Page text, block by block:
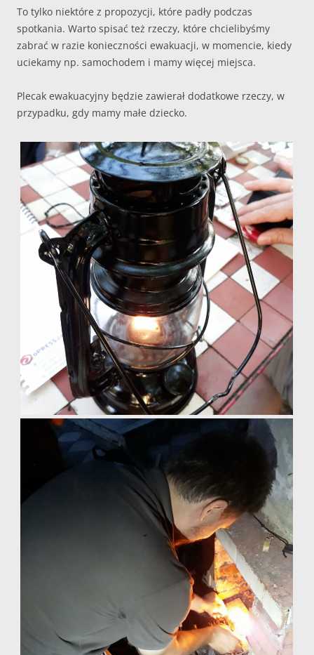
To tylko niektóre z propozycji, które padły podczas
spotkania. Warto spisać też rzeczy, które chcielibyśmy
zabrać w razie konieczności ewakuacji, w momencie, kiedy
uciekamy np. samochodem i mamy więcej miejsca.
Plecak ewakuacyjny będzie zawierał dodatkowe rzeczy, w
przypadku, gdy mamy małe dziecko.